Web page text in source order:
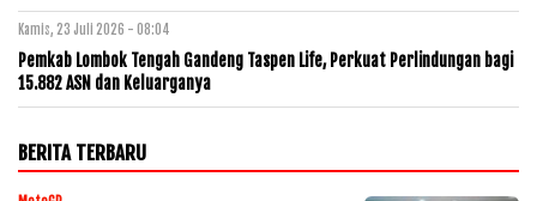
Kamis, 23 Juli 2026 - 08:04
Pemkab Lombok Tengah Gandeng Taspen Life, Perkuat Perlindungan bagi
15.882 ASN dan Keluarganya
BERITA TERBARU